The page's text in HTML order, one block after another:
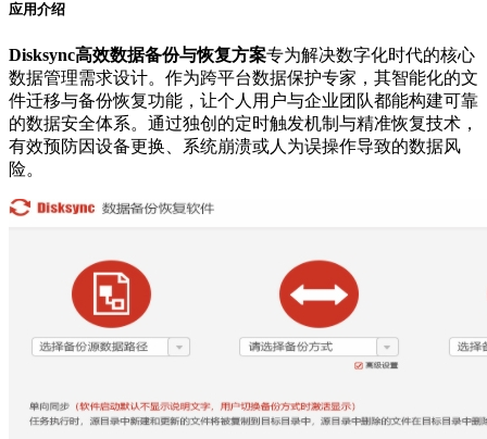
应用介绍
Disksync高效数据备份与恢复方案专为解决数字化时代的核心
数据管理需求设计。作为跨平台数据保护专家，其智能化的文
件迁移与备份恢复功能，让个人用户与企业团队都能构建可靠
的数据安全体系。通过独创的定时触发机制与精准恢复技术，
有效预防因设备更换、系统崩溃或人为误操作导致的数据风
险。